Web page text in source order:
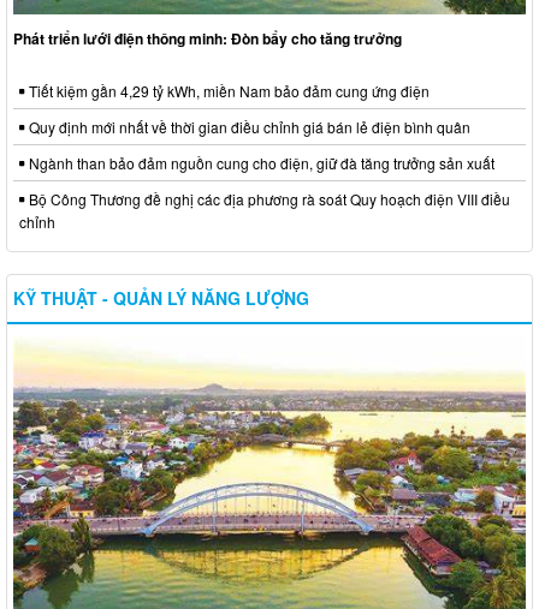
Phát triển lưới điện thông minh: Đòn bẩy cho tăng trưởng
Tiết kiệm gần 4,29 tỷ kWh, miền Nam bảo đảm cung ứng điện
Quy định mới nhất về thời gian điều chỉnh giá bán lẻ điện bình quân
Ngành than bảo đảm nguồn cung cho điện, giữ đà tăng trưởng sản xuất
Bộ Công Thương đề nghị các địa phương rà soát Quy hoạch điện VIII điều
chỉnh
KỸ THUẬT - QUẢN LÝ NĂNG LƯỢNG